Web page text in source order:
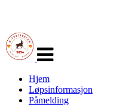
navigasjon
Hjem
Løpsinformasjon
Påmelding